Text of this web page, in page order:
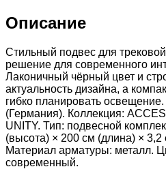
Описание
Стильный подвес для
решение для современного
Лаконичный чёрный цвет и
актуальность дизайна, а
гибко планировать
(Германия). Коллекция:
UNITY. Тип: подвесной
(высота) × 200 см (длина) × 3,2
Материал арматуры: металл.
современный.